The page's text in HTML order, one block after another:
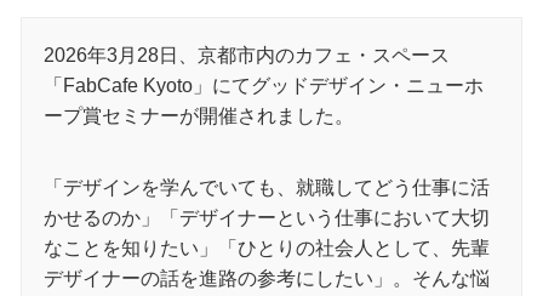
2026年3月28日、京都市内のカフェ・スペース
「FabCafe Kyoto」にてグッドデザイン・ニューホ
ープ賞セミナーが開催されました。
「デザインを学んでいても、就職してどう仕事に活
かせるのか」「デザイナーという仕事において大切
なことを知りたい」「ひとりの社会人として、先輩
デザイナーの話を進路の参考にしたい」。そんな悩